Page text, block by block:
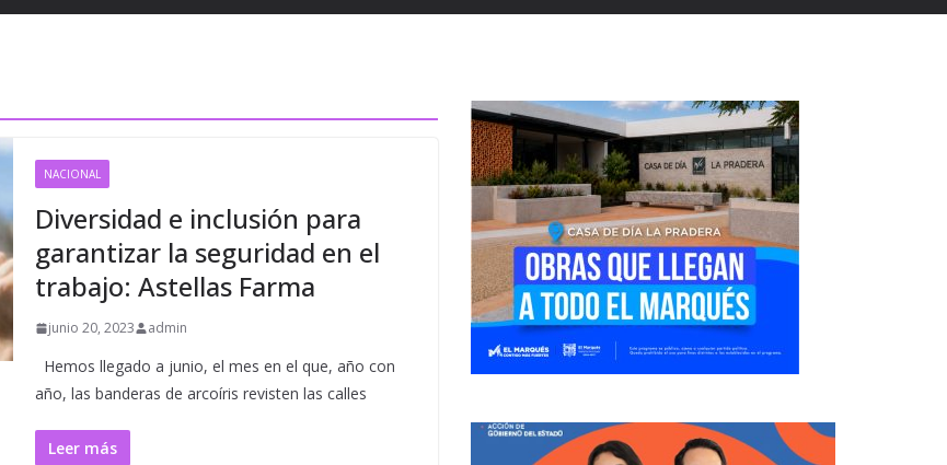
NACIONAL
Diversidad e inclusión para
garantizar la seguridad en el
trabajo: Astellas Farma
junio 20, 2023 admin
Hemos llegado a junio, el mes en el que, año con
año, las banderas de arcoíris revisten las calles
Leer más